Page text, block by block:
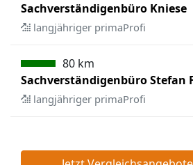
Sachverständigenbüro Kniese
langjähriger primaProfi
80 km
Sachverständigenbüro Stefan
langjähriger primaProfi